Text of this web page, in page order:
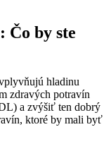
Čo by ste
hladinu
zdravých potravín
a⁢ zvýšiť ⁢ten⁣ dobrý
ktoré by mali byť⁤